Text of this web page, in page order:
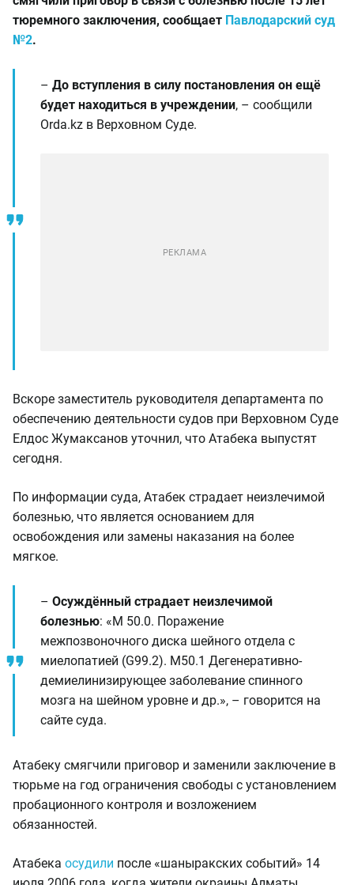
тюремного заключения, сообщает Павлодарский суд
№2.
– До вступления в силу постановления он ещё
будет находиться в учреждении, – сообщили
Orda.kz в Верховном Суде.
Вскоре заместитель руководителя департамента по
обеспечению деятельности судов при Верховном Суде
Елдос Жумаксанов уточнил, что Атабека выпустят
сегодня.
По информации суда, Атабек страдает неизлечимой
болезнью, что является основанием для
освобождения или замены наказания на более
мягкое.
– Осуждённый страдает неизлечимой
болезнью: «М 50.0. Поражение
межпозвоночного диска шейного отдела с
миелопатией (G99.2). M50.1 Дегенеративно-
демиелинизирующее заболевание спинного
мозга на шейном уровне и др.», – говорится на
сайте суда.
Атабеку смягчили приговор и заменили заключение в
тюрьме на год ограничения свободы с установлением
пробационного контроля и возложением
обязанностей.
Атабека осудили после «шаныракских событий» 14